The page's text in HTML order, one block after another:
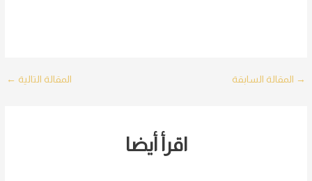
Post
→ المقالة السابقة المقالة التالية ←
اقرأ أيضا